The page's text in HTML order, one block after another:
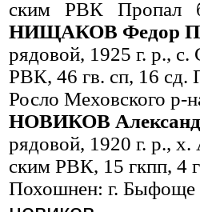
ским РВК Пропал
НИЩАКОВ Федор
рядовой, 1925 г. р.,
РВК, 46 гв. сп, 16 сд.
Росло Меховского р-
НОВИКОВ
рядовой, 1920 г. р.,
ским РВК, 15 гкпп, 4
Похошнен: г.